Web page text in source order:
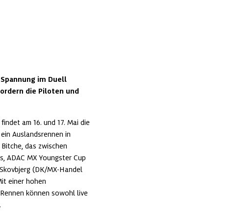
im Duell
die Piloten und
am 16. und 17. Mai die
Auslandsrennen in
das zwischen
ADAC MX Youngster Cup
(DK/MX-Handel
einer hohen
können sowohl live